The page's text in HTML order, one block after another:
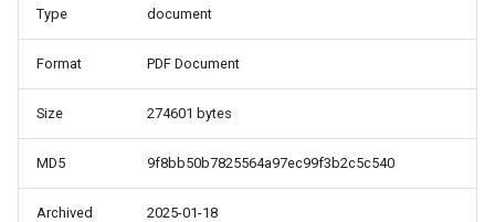
Type document
Format PDF Document
Size 274601 bytes
MD5 9f8bb50b7825564a97ec99f3b2c5c540
Archived
2025-01-18